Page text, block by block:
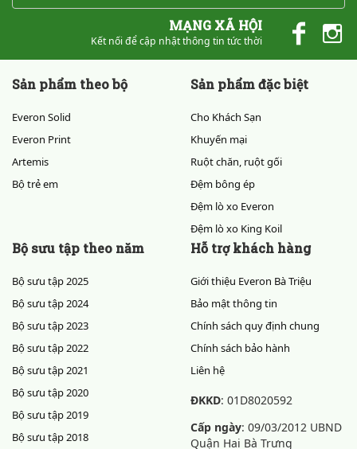
MẠNG XÃ HỘI
Kết nối để cập nhật thông tin tức thời
Sản phẩm theo bộ
Everon Solid
Everon Print
Artemis
Bộ trẻ em
Sản phẩm đặc biệt
Cho Khách Sạn
Khuyến mại
Ruột chăn, ruột gối
Đệm bông ép
Đệm lò xo Everon
Đệm lò xo King Koil
Bộ sưu tập theo năm
Bộ sưu tập 2025
Bộ sưu tập 2024
Bộ sưu tập 2023
Bộ sưu tập 2022
Bộ sưu tập 2021
Bộ sưu tập 2020
Bộ sưu tập 2019
Bộ sưu tập 2018
Hỗ trợ khách hàng
Giới thiệu Everon Bà Triệu
Bảo mật thông tin
Chính sách quy định chung
Chính sách bảo hành
Liên hệ
ĐKKD: 01D8020592
Cấp ngày: 09/03/2012 UBND
Quận Hai Bà Trưng